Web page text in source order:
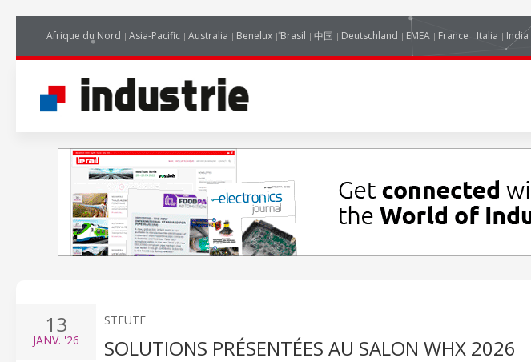
Afrique du Nord Asia-Pacific Australia Benelux Brasil 中国 Deutschland EMEA France Italia India
13
JANV. '26
STEUTE
SOLUTIONS PRÉSENTÉES AU SALON WHX 2026